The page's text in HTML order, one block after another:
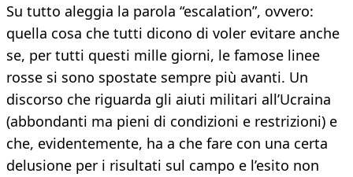
Su tutto aleggia la parola “escalation”, ovvero:
quella cosa che tutti dicono di voler evitare anche
se, per tutti questi mille giorni, le famose linee
rosse si sono spostate sempre più avanti. Un
discorso che riguarda gli aiuti militari all’Ucraina
(abbondanti ma pieni di condizioni e restrizioni) e
che, evidentemente, ha a che fare con una certa
delusione per i risultati sul campo e l’esito non